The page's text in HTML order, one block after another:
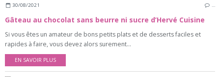
30/08/2021 …
Gâteau au chocolat sans beurre ni sucre d’Hervé Cuisine
Si vous êtes un amateur de bons petits plats et de desserts faciles et
rapides à faire, vous devez alors surement...
EN SAVOIR PLUS